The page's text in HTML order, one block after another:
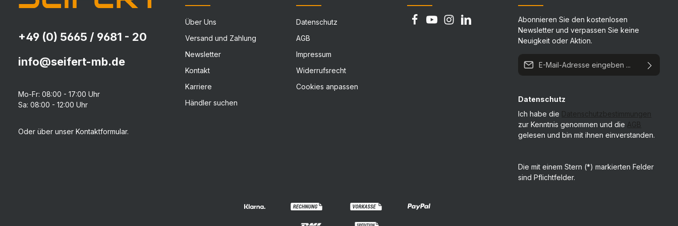
+49 (0) 5665 / 9681 - 20
info@seifert-mb.de
Mo-Fr: 08:00 - 17:00 Uhr
Sa: 08:00 - 12:00 Uhr
Oder über unser Kontaktformular.
Über Uns
Versand und Zahlung
Newsletter
Kontakt
Karriere
Händler suchen
Datenschutz
AGB
Impressum
Widerrufsrecht
Cookies anpassen
Abonnieren Sie den kostenlosen
Newsletter und verpassen Sie keine
Neuigkeit oder Aktion.
E-Mail-Adresse*
Datenschutz
Ich habe die Datenschutzbestimmungen
zur Kenntnis genommen und die AGB
gelesen und bin mit ihnen einverstanden.
Die mit einem Stern (*) markierten Felder
sind Pflichtfelder.